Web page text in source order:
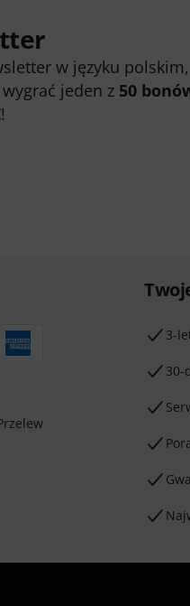
w języku
jeden z 50
!
3-
30-